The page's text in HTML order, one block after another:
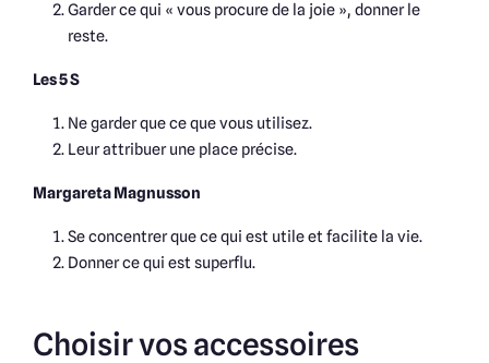
Garder ce qui « vous procure de la joie », donner le
reste.
Les 5 S
Ne garder que ce que vous utilisez.
Leur attribuer une place précise.
Margareta Magnusson
Se concentrer que ce qui est utile et facilite la vie.
Donner ce qui est superflu.
Choisir vos accessoires